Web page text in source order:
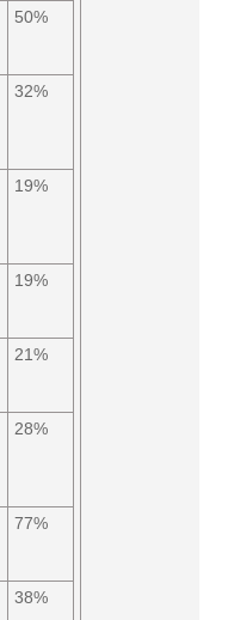
50%
32%
19%
19%
21%
28%
77%
38%